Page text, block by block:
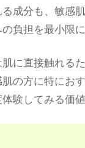
成分も、敏感
負担を最小限
に直接触れる
の方に特にお
験してみる価値